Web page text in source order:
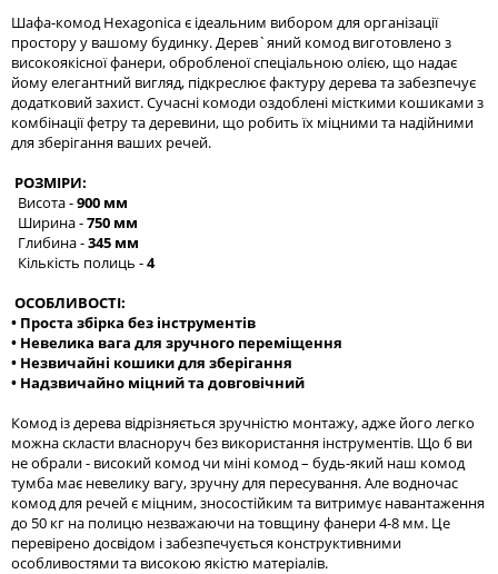
Шафа-комод Hexagonica є ідеальним вибором для організації
простору у вашому будинку. Дерев`яний комод виготовлено з
високоякісної фанери, обробленої спеціальною олією, що надає
йому елегантний вигляд, підкреслює фактуру дерева та забезпечує
додатковий захист. Сучасні комоди оздоблені місткими кошиками з
комбінації фетру та деревини, що робить їх міцними та надійними
для зберігання ваших речей.
РОЗМІРИ:
Висота -900 мм
Ширина -750 мм
Глибина -345 мм
Кількість полиць -4
ОСОБЛИВОСТІ:
• Проста збірка без інструментів
• Невелика вага для зручного переміщення
• Незвичайні кошики для зберігання
• Надзвичайно міцний та довговічний
Комод із дерева відрізняється зручністю монтажу, адже його легко
можна скласти власноруч без використання інструментів. Що б ви
не обрали - високий комод чи міні комод – будь-який наш комод
тумба має невелику вагу, зручну для пересування. Але водночас
комод для речей є міцним, зносостійким та витримує навантаження
до 50 кг на полицю незважаючи на товщину фанери 4-8 мм. Це
перевірено досвідом і забезпечується конструктивними
особливостями та високою якістю матеріалів.